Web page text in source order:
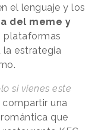
el lenguaje y los
del meme y
plataformas
la estrategia
si vienes este
compartir una
que